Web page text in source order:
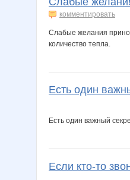
комментировать
Слабые желания
количество тепла.
Есть один
Есть один важный
Если кто-то